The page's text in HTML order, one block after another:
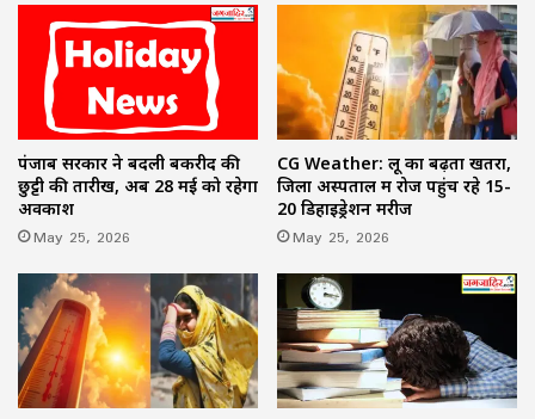
पंजाब सरकार ने बदली बकरीद की
छुट्टी की तारीख, अब 28 मई को रहेगा
अवकाश
May 25, 2026
CG Weather: लू का बढ़ता खतरा,
जिला अस्पताल में रोज पहुंच रहे 15-
20 डिहाइड्रेशन मरीज
May 25, 2026